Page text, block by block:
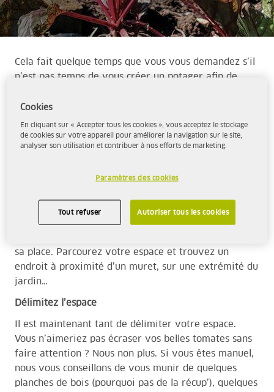
Cela fait quelque temps que vous vous demandez s’il
n’est pas temps de vous créer un potager afin de
par vous-même… Mais la question se pose : comment
faire ? Quel espace lui dédier ? Aspen vous
accompagne et vous aide à créer votre potager.
Dans un premier temps, il est important de trouver
planter vos tomates au bord de votre piscine ou à
proximité de la balançoire des enfants, ce serait
sa place. Parcourez votre espace et trouvez un
endroit à proximité d’un muret, sur une extrémité du
jardin…
Délimitez l’espace
Il est maintenant tant de délimiter votre espace.
Vous n’aimeriez pas écraser vos belles tomates sans
faire attention ? Nous non plus. Si vous êtes manuel,
nous vous conseillons de vous munir de quelques
planches de bois (pourquoi pas de la récup’), quelques
Cookies
En cliquant sur « Accepter tous les cookies », vous acceptez le stockage
de cookies sur votre appareil pour améliorer la navigation sur le site,
analyser son utilisation et contribuer à nos efforts de marketing.
Paramètres des cookies
Tout refuser Autoriser tous les cookies